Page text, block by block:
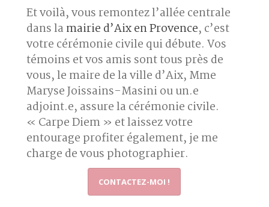
Et voilà, vous remontez l’allée centrale
dans la mairie d’Aix en Provence, c’est
votre cérémonie civile qui débute. Vos
témoins et vos amis sont tous près de
vous, le maire de la ville d’Aix, Mme
Maryse Joissains-Masini ou un.e
adjoint.e, assure la cérémonie civile.
« Carpe Diem » et laissez votre
entourage profiter également, je me
charge de vous photographier.
CONTACTEZ-MOI !